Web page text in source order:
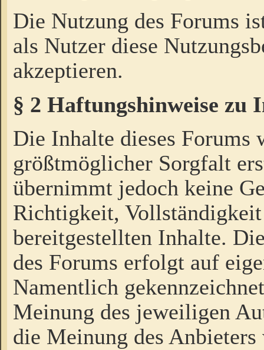
Die Nutzung des Forums
als Nutzer diese
akzeptieren.
§ 2 Haftungshinweise zu
Die Inhalte dieses Forums
größtmöglicher Sorgfalt
übernimmt jedoch keine
Richtigkeit,
bereitgestellten Inhalte.
des Forums erfolgt auf
Namentlich
Meinung des jeweiligen
die Meinung des Anbieters